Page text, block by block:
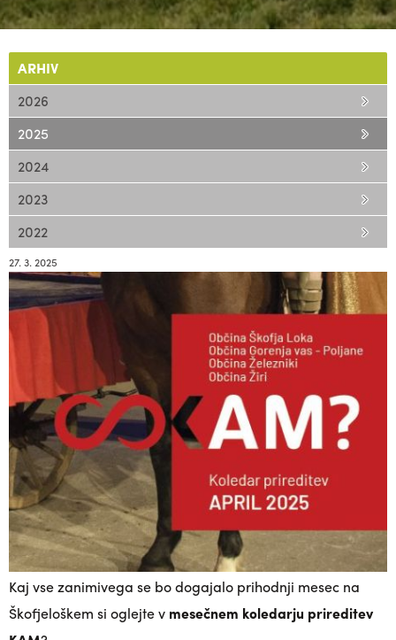
ARHIV
2026
2025
2024
2023
2022
27. 3. 2025
Kaj vse zanimivega se bo dogajalo prihodnji mesec na
Škofjeloškem si oglejte v mesečnem koledarju prireditev